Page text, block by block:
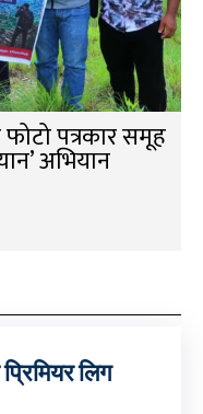
फोटो पत्रकार समूह
अभियान
लिग